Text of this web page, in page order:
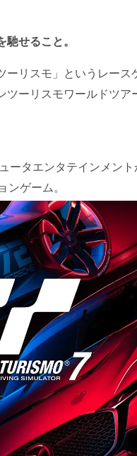
せること。
リスモ」というレース
ーリスモワールドツア
ータエンタテインメン
ゲーム。